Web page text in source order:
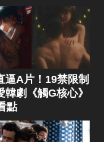
逼A片！19禁限制
韓劇《觸G核心》
點